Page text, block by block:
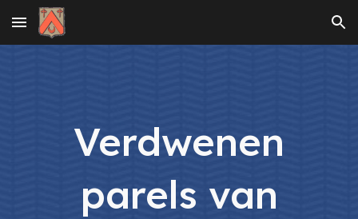
Skip to main content Skip to navigation
Verdwenen
parels van